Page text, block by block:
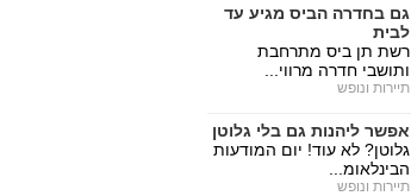
גם בחדרה הביס מגיע עד
לבית
רשת תן ביס מתרחבת
ותושבי חדרה מרווי...
תיירות ונופש
אפשר ליהנות גם בלי גלוטן
גלוטן? לא עוד! יום המודעות
הבינלאומ...
תיירות ונופש